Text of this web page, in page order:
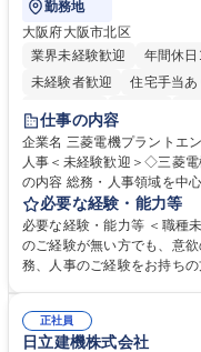
勤務地
大阪府大阪市北区
業界未経験歓迎
年間休
未経験者歓迎
住宅手当あ
退職金あり
駅近5分以内
土日祝休み
仕事の内容
企業名 三菱電機プラントエンジニアリ
人事＜未経験歓迎＞◇三菱電
の内容 総務・人事領域を中
します。 ＜具体的には＞ ・総務/人事労務（給与・社保・勤怠管理など）
・採用・教育研修 ・福利厚
採用や教育等の業務内容に
出張もございます。 ※担当
総務人事＜未経験歓迎＞◇
必要な経験・能力等
必要な経験・能力等 ＜職種
のご経験が無い方でも、意
務、人事のご経験をお持ちの方（業界不問）
ミュニケーション能力を持
正社員
日立建機株式会社